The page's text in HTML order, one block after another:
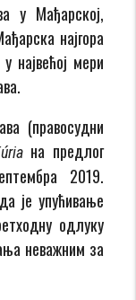
у Мађарској,
најгора
највећој мери
(правосудни
úriaна предлог
2019.
је упућивање
одлуку
неважним за